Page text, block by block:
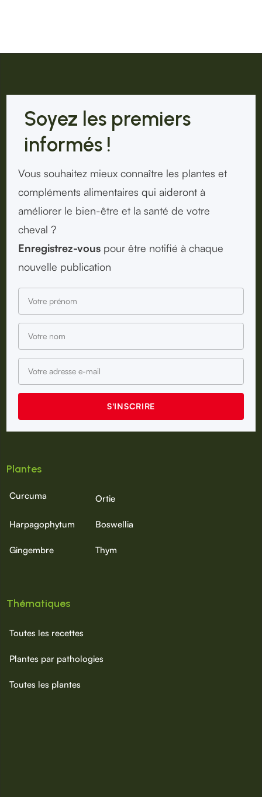
Soyez les premiers
informés !
Vous souhaitez mieux connaître les plantes et
compléments alimentaires qui aideront à
améliorer le bien-être et la santé de votre
cheval ?
Enregistrez-vous pour être notifié à chaque
nouvelle publication
Plantes
Curcuma Ortie
Harpagophytum Boswellia
Gingembre Thym
Thématiques
Toutes les recettes
Plantes par pathologies
Toutes les plantes